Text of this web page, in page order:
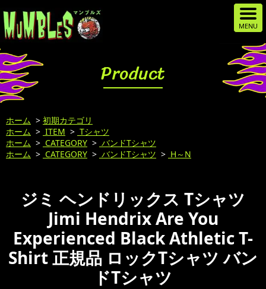
Product
ホーム > 初期カテゴリ
ホーム > ITEM > Tシャツ
ホーム > CATEGORY > バンドTシャツ
ホーム > CATEGORY > バンドTシャツ > H～N
ジミ ヘンドリックス Tシャツ
Jimi Hendrix Are You
Experienced Black Athletic T-
Shirt 正規品 ロックTシャツ バン
ドTシャツ